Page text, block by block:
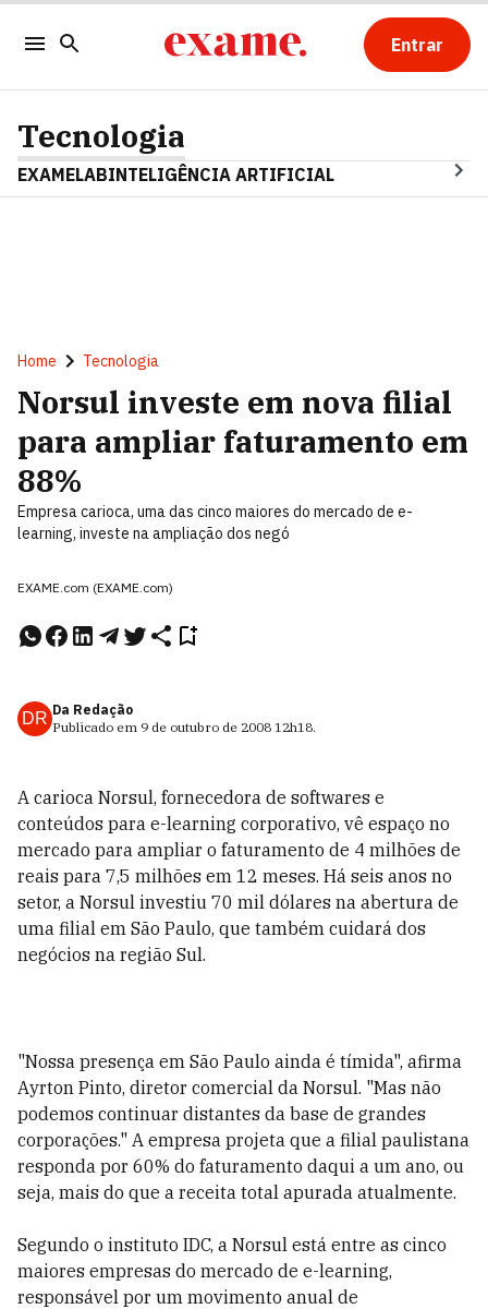
Entrar
Tecnologia
EXAMELABINTELIGÊNCIA ARTIFICIAL
Home Tecnologia
Norsul investe em nova filial
para ampliar faturamento em
88%
Empresa carioca, uma das cinco maiores do mercado de e-
learning, investe na ampliação dos negó
EXAME.com (EXAME.com)
DR Da Redação
Publicado em 9 de outubro de 2008 12h18.
A carioca Norsul, fornecedora de softwares e
conteúdos para e-learning corporativo, vê espaço no
mercado para ampliar o faturamento de 4 milhões de
reais para 7,5 milhões em 12 meses. Há seis anos no
setor, a Norsul investiu 70 mil dólares na abertura de
uma filial em São Paulo, que também cuidará dos
negócios na região Sul.
"Nossa presença em São Paulo ainda é tímida", afirma
Ayrton Pinto, diretor comercial da Norsul. "Mas não
podemos continuar distantes da base de grandes
corporações." A empresa projeta que a filial paulistana
responda por 60% do faturamento daqui a um ano, ou
seja, mais do que a receita total apurada atualmente.
Segundo o instituto IDC, a Norsul está entre as cinco
maiores empresas do mercado de e-learning,
responsável por um movimento anual de